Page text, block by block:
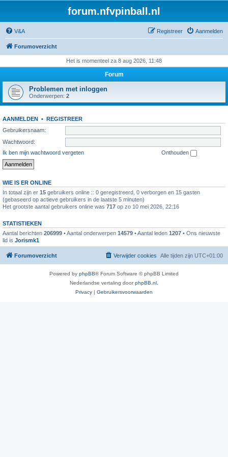
forum.nfvpinball.nl
V&A Aanmelden
Registreer
Forumoverzicht
Het is momenteel za 8 aug 2026, 11:48
Forum
Problemen met inloggen
Onderwerpen: 2
AANMELDEN • REGISTREER
Gebruikersnaam:
Wachtwoord:
Ik ben mijn wachtwoord vergeten
Onthouden
WIE IS ER ONLINE
In totaal zijn er 15 gebruikers online :: 0 geregistreerd, 0 verborgen en 15 gasten
(gebaseerd op actieve gebruikers in de laatste 5 minuten)
Het grootste aantal gebruikers online was 717 op zo 10 mei 2026, 22:16
STATISTIEKEN
Aantal berichten 206999 • Aantal onderwerpen 14579 • Aantal leden 1207 • Ons nieuwste
lid is Jorismk1
Forumoverzicht Alle tijden zijn UTC+01:00
Verwijder cookies
Powered by phpBB® Forum Software © phpBB Limited
Nederlandse vertaling doorphpBB.nl
Privacy | Gebruikersvoorwaarden